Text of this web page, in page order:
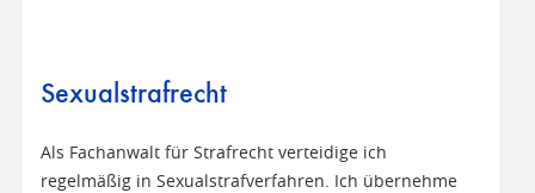
Sexualstrafrecht
Als Fachanwalt für Strafrecht verteidige ich
regelmäßig in Sexualstrafverfahren. Ich übernehme